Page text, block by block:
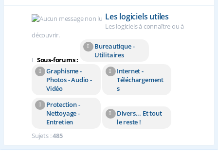
Les logiciels utiles
Les logiciels à connaître ou à
découvrir.
⊢Sous-forums :
Bureautique -
Utilitaires
Graphisme -
Photos - Audio -
Vidéo
Internet -
Téléchargement
s
Protection -
Nettoyage -
Entretien
Divers... Et tout
le reste !
Sujets :485